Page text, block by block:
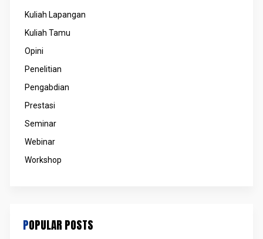
Kuliah Lapangan
Kuliah Tamu
Opini
Penelitian
Pengabdian
Prestasi
Seminar
Webinar
Workshop
POPULAR POSTS